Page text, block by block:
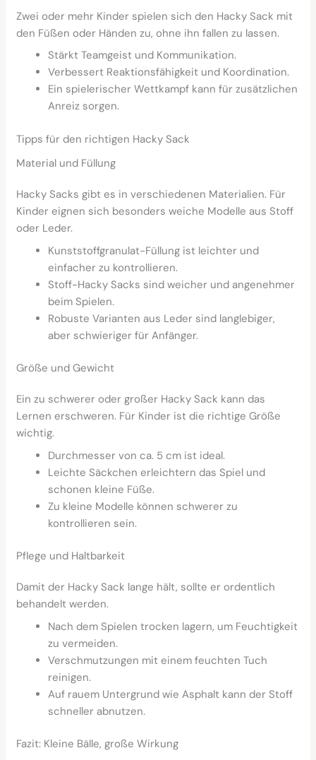
Zwei oder mehr Kinder spielen sich den Hacky Sack mit
den Füßen oder Händen zu, ohne ihn fallen zu lassen.
Stärkt Teamgeist und Kommunikation.
Verbessert Reaktionsfähigkeit und Koordination.
Ein spielerischer Wettkampf kann für zusätzlichen
Anreiz sorgen.
Tipps für den richtigen Hacky Sack
Material und Füllung
Hacky Sacks gibt es in verschiedenen Materialien. Für
Kinder eignen sich besonders weiche Modelle aus Stoff
oder Leder.
Kunststoffgranulat-Füllung ist leichter und
einfacher zu kontrollieren.
Stoff-Hacky Sacks sind weicher und angenehmer
beim Spielen.
Robuste Varianten aus Leder sind langlebiger,
aber schwieriger für Anfänger.
Größe und Gewicht
Ein zu schwerer oder großer Hacky Sack kann das
Lernen erschweren. Für Kinder ist die richtige Größe
wichtig.
Durchmesser von ca. 5 cm ist ideal.
Leichte Säckchen erleichtern das Spiel und
schonen kleine Füße.
Zu kleine Modelle können schwerer zu
kontrollieren sein.
Pflege und Haltbarkeit
Damit der Hacky Sack lange hält, sollte er ordentlich
behandelt werden.
Nach dem Spielen trocken lagern, um Feuchtigkeit
zu vermeiden.
Verschmutzungen mit einem feuchten Tuch
reinigen.
Auf rauem Untergrund wie Asphalt kann der Stoff
schneller abnutzen.
Fazit: Kleine Bälle, große Wirkung